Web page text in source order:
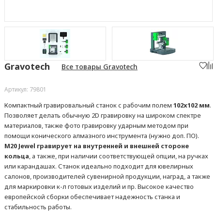
Gravotech Все товары Gravotech
Артикул: 79801
Компактный гравировальный станок с рабочим полем 102x102 мм.
Позволяет делать обычную 2D гравировку на широком спектре
материалов, также фото гравировку ударным методом при
помощи конического алмазного инструмента (нужно доп. ПО).
M20 Jewel гравирует на внутренней и внешней стороне
кольца, а также, при наличии соответствующей опции, на ручках
или карандашах. Станок идеально подходит для ювелирных
салонов, производителей сувенирной продукции, наград, а также
для маркировки к-л готовых изделий и пр. Высокое качество
европейской сборки обеспечивает надежность станка и
стабильность работы.